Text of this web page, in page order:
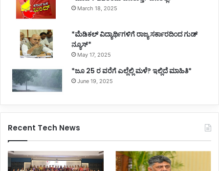
March 18, 2025
*ಮೆಡಿಕಲ್ ವಿದ್ಯಾರ್ಥಿಗಳಿಗೆ ರಾಜ್ಯ ಸರ್ಕಾರದಿಂದ ಗುಡ್
ನ್ಯೂಸ್*
May 17, 2025
*ಜೂ 25 ರ ವರೆಗೆ ಎಲ್ಲೆಲ್ಲಿ ಮಳೆ? ಇಲ್ಲಿದೆ ಮಾಹಿತಿ*
June 19, 2025
Recent Tech News